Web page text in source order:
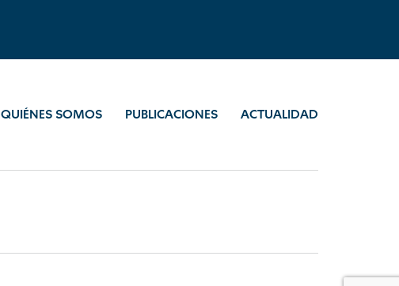
QUIÉNES SOMOS PUBLICACIONES ACTUALIDAD